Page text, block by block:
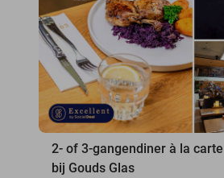
2- of 3-gangendiner à la
bij Gouds Glas